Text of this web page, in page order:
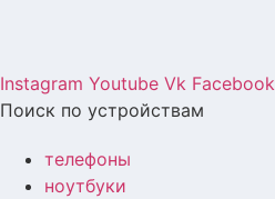
Instagram Youtube Vk Facebook
Поиск по устройствам
телефоны
ноутбуки